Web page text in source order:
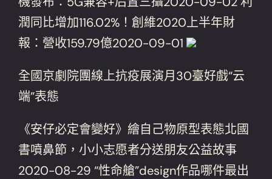
潤同比增加116.02%！創維2020上半年財
報：營收159.79億2020-09-01
全國京劇院團線上抗疫展演月30臺好戲“云
端”表態
《安仔必定會變好》繪自己物原型表態北國
書噴鼻節，小小志愿者分送朋友公益故事
2020-08-29 “性命艙”design作品哪件最出